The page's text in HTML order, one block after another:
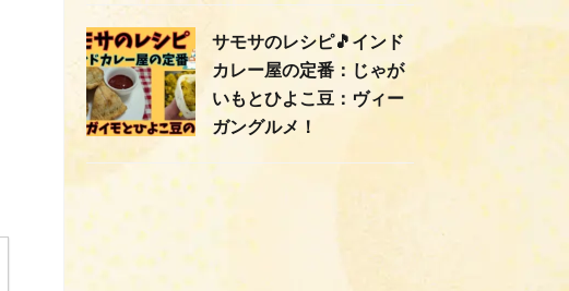
サモサのレシピ🎵インド
カレー屋の定番：じゃが
いもとひよこ豆：ヴィー
ガングルメ！